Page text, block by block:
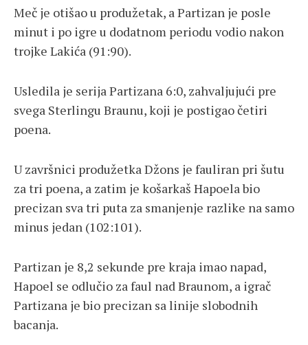
Meč je otišao u produžetak, a Partizan je posle
minut i po igre u dodatnom periodu vodio nakon
trojke Lakića (91:90).
Usledila je serija Partizana 6:0, zahvaljujući pre
svega Sterlingu Braunu, koji je postigao četiri
poena.
U završnici produžetka Džons je fauliran pri šutu
za tri poena, a zatim je košarkaš Hapoela bio
precizan sva tri puta za smanjenje razlike na samo
minus jedan (102:101).
Partizan je 8,2 sekunde pre kraja imao napad,
Hapoel se odlučio za faul nad Braunom, a igrač
Partizana je bio precizan sa linije slobodnih
bacanja.